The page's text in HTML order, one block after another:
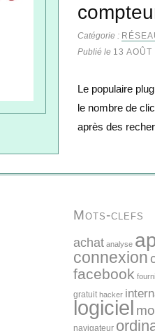
Catégorie :
Publié le 13 AOÛT
Le populaire
le nombre de
après des
Mots-clefs
achat analyse
connexion
facebook
gratuit hacker
logiciel
navigateur